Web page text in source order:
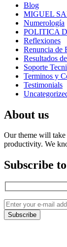
Blog
MIGUEL
Numerología
POLITICA
Reflexiones
Renuncia de
Resultados
Soporte
Terminos y
Testimonials
About us
Our theme will
productivity. We
Subscribe